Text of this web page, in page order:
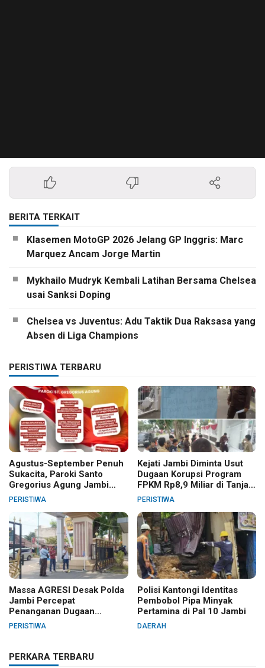
BERITA TERKAIT
Klasemen MotoGP 2026 Jelang GP Inggris: Marc
Marquez Ancam Jorge Martin
Mykhailo Mudryk Kembali Latihan Bersama Chelsea
usai Sanksi Doping
Chelsea vs Juventus: Adu Taktik Dua Raksasa yang
Absen di Liga Champions
PERISTIWA TERBARU
Agustus-September Penuh
Sukacita, Paroki Santo
Gregorius Agung Jambi
Gelar Berbagai Kegiatan
PERISTIWA
Kejati Jambi Diminta Usut
Dugaan Korupsi Program
FPKM Rp8,9 Miliar di Tanjab
Barat
PERISTIWA
Massa AGRESI Desak Polda
Jambi Percepat
Penanganan Dugaan
Pelanggaran Hak Cipta Buku
PERISTIWA
Polisi Kantongi Identitas
Pembobol Pipa Minyak
Pertamina di Pal 10 Jambi
DAERAH
PERKARA TERBARU